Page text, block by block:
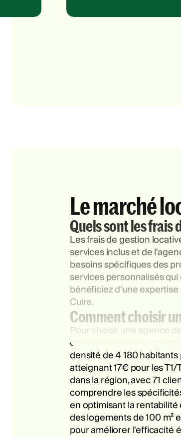
Le marché
Quels sont les frais
Les frais de gestion
services inclus et de
besoins spécifiques des
services personnalisés
bénéficiez d'une
Cuire.
Comment choisir
Pour choisir une agence
correspondent aux
densité de 4 180 habitants
atteignant 17€ pour les
dans la région, avec 71
comprendre les
en optimisant la
des logements de 100 m²
pour améliorer l'efficacité